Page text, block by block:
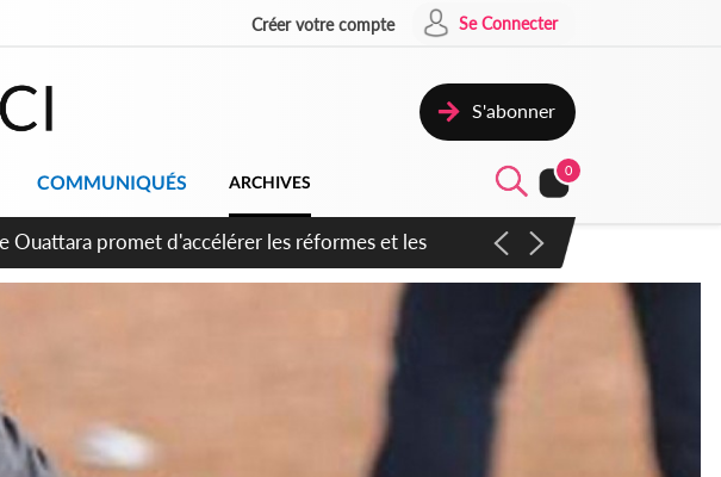
Créer votre compte Se Connecter
S'abonner
COMMUNIQUÉS ARCHIVES
0
ivoirien et veut s'en inspirer pour accélérer le